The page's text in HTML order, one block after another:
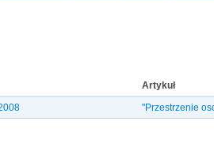
Artykuł
"Przestrzenie